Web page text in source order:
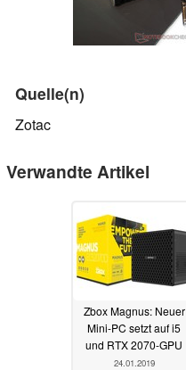
Quelle(n)
Zotac
Verwandte Artikel
Zbox Magnus: Neuer
Mini-PC setzt auf i5
und RTX 2070-GPU
24.01.2019